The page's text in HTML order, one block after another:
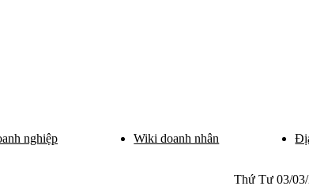
nghiệp Wiki doanh nhân
Thứ Tư 03/